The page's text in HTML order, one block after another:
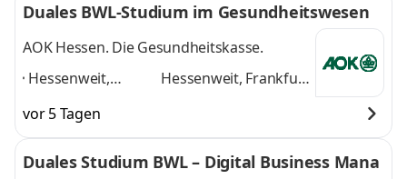
Duales BWL-Studium im Gesundheitswesen
AOK Hessen. Die Gesundheitskasse.
Hessenweit,
Darmstadt, Kassel,
Gießen, Dieburg,
Hanau, Wiesbaden,
Hessenweit, Frankfurt
Dieburg, Hanau,
Wiesbaden, Marburg
vor 5 Tagen
Duales Studium BWL – Digital Business Mana